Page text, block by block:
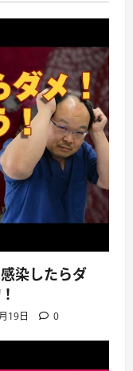
染したらダ
19日 0